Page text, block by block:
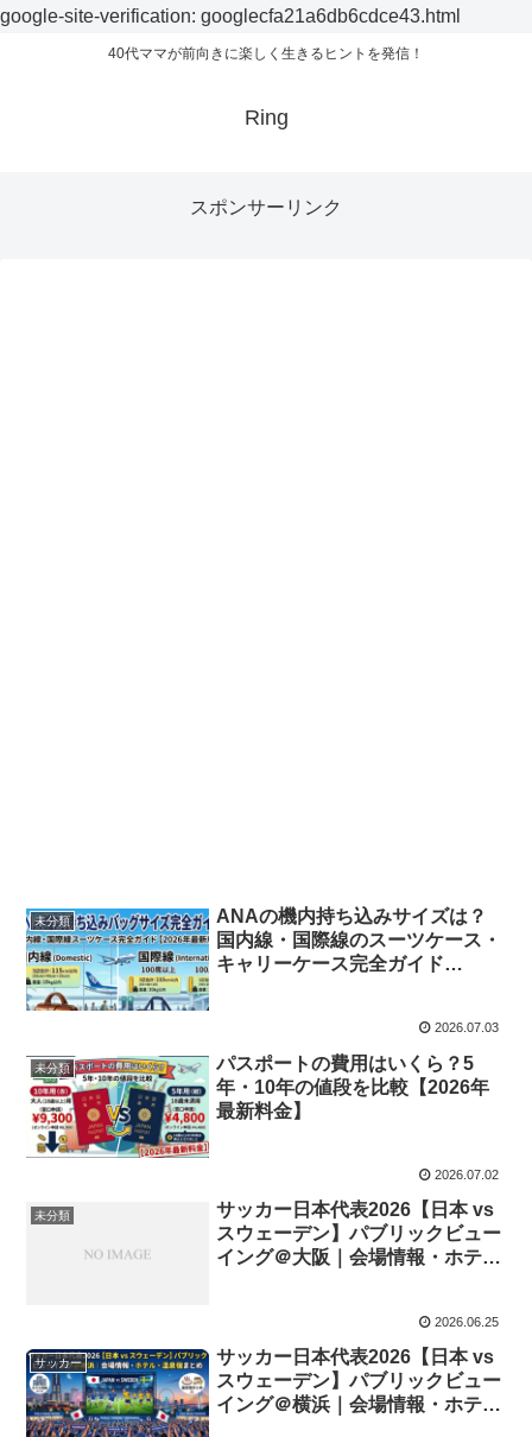
google-site-verification: googlecfa21a6db6cdce43.html
40代ママが前向きに楽しく生きるヒントを発信！
Ring
スポンサーリンク
未分類
ANAの機内持ち込みサイズは？
国内線・国際線のスーツケース・
キャリーケース完全ガイド
2026.07.03
未分類
パスポートの費用はいくら？5
年・10年の値段を比較【2026年
最新料金】
2026.07.02
未分類
サッカー日本代表2026【日本 vs
スウェーデン】パブリックビュー
イング＠大阪｜会場情報・ホテ
2026.06.25
サッカー
サッカー日本代表2026【日本 vs
スウェーデン】パブリックビュー
イング＠横浜｜会場情報・ホテ